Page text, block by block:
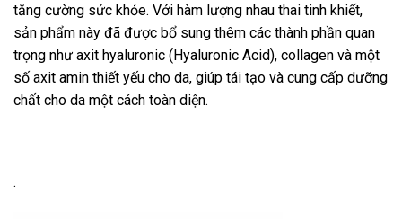
tăng cường sức khỏe. Với hàm lượng nhau thai tinh khiết,
sản phẩm này đã được bổ sung thêm các thành phần quan
trọng như axit hyaluronic (Hyaluronic Acid), collagen và một
số axit amin thiết yếu cho da, giúp tái tạo và cung cấp dưỡng
chất cho da một cách toàn diện.
.